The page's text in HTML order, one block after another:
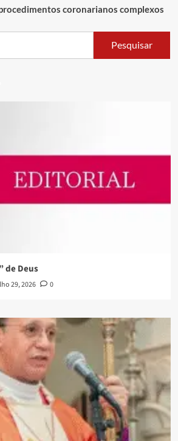
coronarianos complexos
de Deus
29, 2026 0